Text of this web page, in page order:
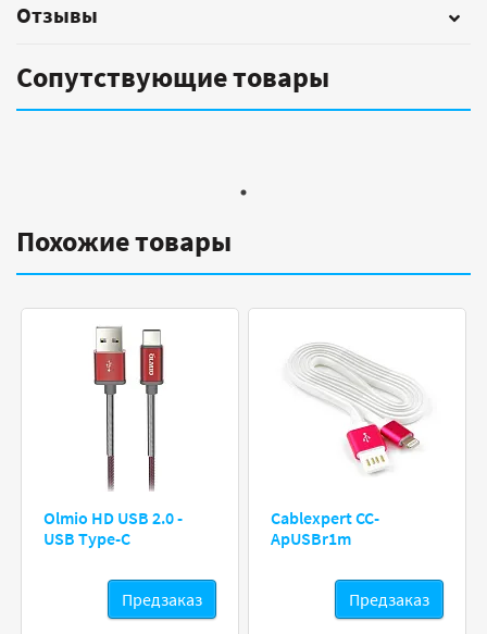
Отзывы
Сопутствующие товары
Похожие товары
Olmio HD USB 2.0 -
USB Type-C
Предзаказ
Cablexpert CC-
ApUSBr1m
Предзаказ